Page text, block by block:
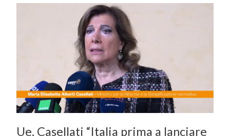
Ue, Casellati “Italia prima a lanciare
valutazione
impatto